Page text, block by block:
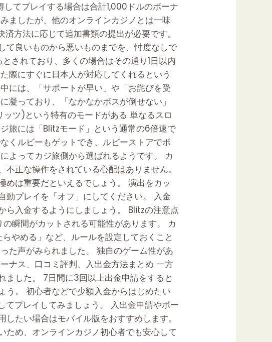
てプレイする場合は合計1,000ドルのボーナ
ましたが、他のオンラインカジノとは一味
方法に応じて追加書類の提出が必要です。
て良いものから悪いものまでを、忖度なしで
されており、多くの場合はその通り1日以内
際にすぐに日本人が対応してくれるという
には、「サポートが早い」や「お詫びを受
っており、「なかなかボスが倒せない」
ツ)という特有のモードがある 単なるスロ
旅には「Blitzモード」という通常の6倍速で
くルビーもゲットでき、ルビーストアでボ
よってカジ旅側から選ばれるようです。 カ
正な操作をされている心配はありません。
は重要だといえるでしょう。 演出をカッ
動プレイを「オフ」にしてください。 入金
ら入金するようにしましょう。 Blitzの注意点
瞬間がカットされる可能性があります。 カ
やめる」など、ルールを設定しておくこと
た声がみられました。 独自のゲーム性があ
ナス、口コミ評判、入出金方法まとめ 一方
ました。 7日間に3回以上出金申請をすると
う。 初心者などで少額入金からはじめたい
てプレイしてみましょう。 入出金申請やボー
たい場合はモバイル版をおすすめします。
め、オンラインカジノ初心者でも安心して